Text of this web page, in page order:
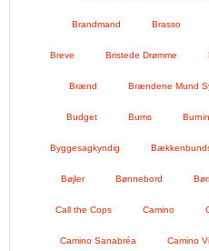
Brandmand Brasso
Breve Bristede Drømme
Brænd Brændene Mund
Budget Bums
Byggesagkyndig
Bøjler Bønnebord
Call the Cops Camino
Camino Sanabréa Camino